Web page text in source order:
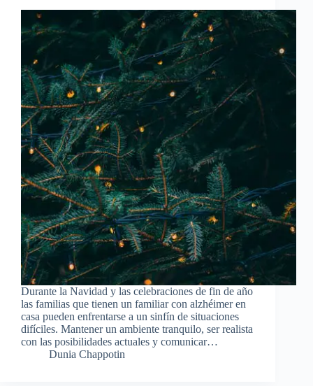
Durante la Navidad y las celebraciones de fin de año
las familias que tienen un familiar con alzhéimer en
casa pueden enfrentarse a un sinfín de situaciones
difíciles. Mantener un ambiente tranquilo, ser realista
con las posibilidades actuales y comunicar…
Dunia Chappotin